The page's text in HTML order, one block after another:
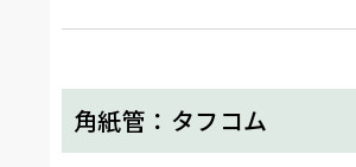
角紙管：タフコム